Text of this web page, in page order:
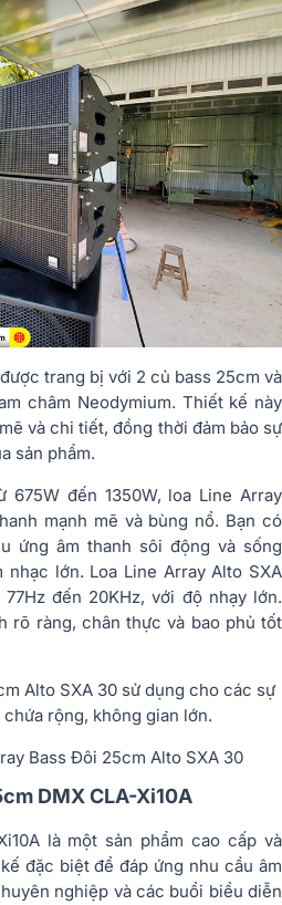
trang bị với 2 củ bass 25cm và
châm Neodymium. Thiết kế này
và chi tiết, đồng thời đảm bảo sự
sản phẩm.
675W đến 1350W, loa Line Array
mạnh mẽ và bùng nổ. Bạn có
ứng âm thanh sôi động và sống
lớn. Loa Line Array Alto SXA
đến 20KHz, với độ nhạy lớn.
rõ ràng, chân thực và bao phủ tốt
Alto SXA 30 sử dụng cho các sự
rộng, không gian lớn.
Bass Đôi 25cm Alto SXA 30
DMX CLA-Xi10A
là một sản phẩm cao cấp và
đặc biệt để đáp ứng nhu cầu âm
nghiệp và các buổi biểu diễn